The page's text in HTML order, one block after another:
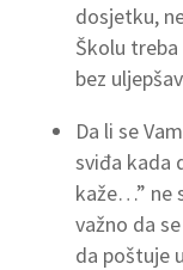
dosjetku,
Školu
bez
Da li se
sviđa kada
kaže…” ne
važno da
da poštuje